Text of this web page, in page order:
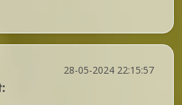
28-05-2024 22:15:57